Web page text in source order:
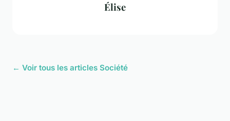
Élise
← Voir tous les articles Société